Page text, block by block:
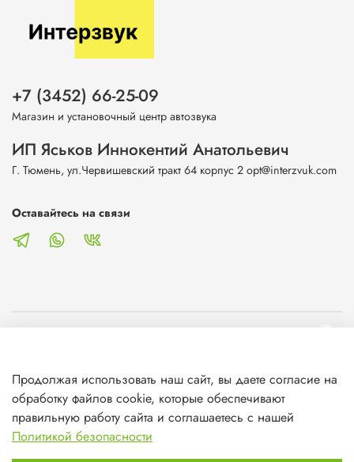
Клиентам
Информация
+7 (3452) 66-25-09
Магазин и установочный центр автозвука
ИП Яськов Иннокентий Анатольевич
Г. Тюмень, ул.Червишевский тракт 64 корпус 2 opt@interzvuk.com
Оставайтесь на связи
Продолжая использовать наш сайт, вы даете согласие на
обработку файлов cookie, которые обеспечивают
правильную работу сайта и соглашаетесь с нашей
Политикой безопасности